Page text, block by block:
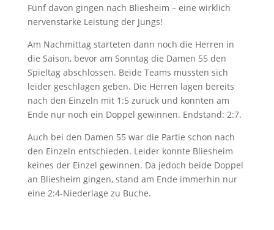
Fünf davon gingen nach Bliesheim – eine wirklich
nervenstarke Leistung der Jungs!
Am Nachmittag starteten dann noch die Herren in
die Saison, bevor am Sonntag die Damen 55 den
Spieltag abschlossen. Beide Teams mussten sich
leider geschlagen geben. Die Herren lagen bereits
nach den Einzeln mit 1:5 zurück und konnten am
Ende nur noch ein Doppel gewinnen. Endstand: 2:7.
Auch bei den Damen 55 war die Partie schon nach
den Einzeln entschieden. Leider konnte Bliesheim
keines der Einzel gewinnen. Da jedoch beide Doppel
an Bliesheim gingen, stand am Ende immerhin nur
eine 2:4-Niederlage zu Buche.